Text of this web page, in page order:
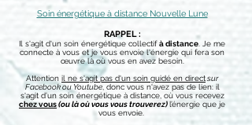
Soin énergétique à distance Nouvelle Lune
RAPPEL :
Il s'agit d'un soin énergétique collectifàdistance . Je me
connecte à vous et je vous envoie l'énergie qui fera son
œuvre là où vous en avez besoin.
Attention il ne s'agit pas d'un soin guidé en directsur
Facebook ou Youtube, donc vous n'avez pas de lien:il
s'agit d’un soin énergétique à distance, où vous recevez
chez vous(ou là où vous vous trouverez)l’énergie que je
vous envoie.